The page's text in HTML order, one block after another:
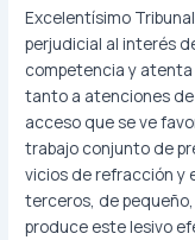
Excelentísimo
perjudicial al interés
competencia y
tanto a atenciones
acceso que se ve
trabajo conjunto de
vicios de refracción y
terceros, de
produce este lesivo